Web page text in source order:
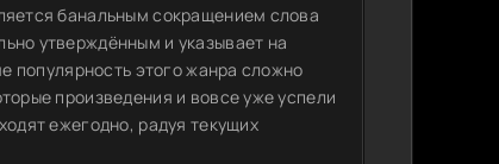
банальным сокращением слова
утверждённым и указывает на
популярность этого жанра сложно
произведения и вовсе уже успели
ежегодно, радуя текущих